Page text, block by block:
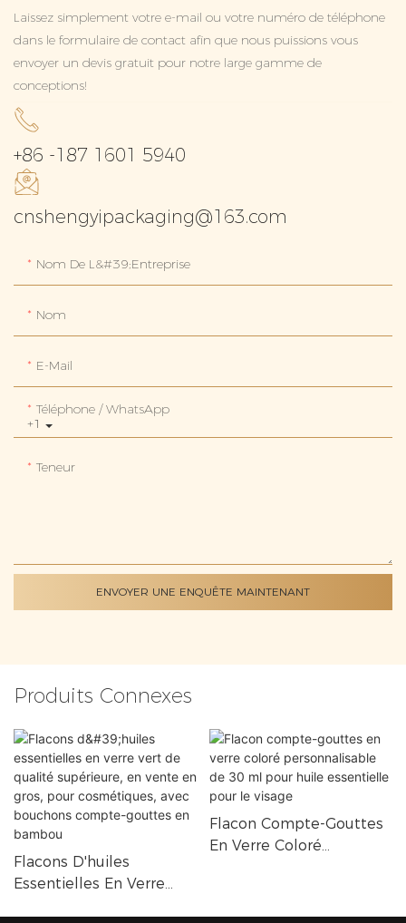
Laissez simplement votre e-mail ou votre numéro de téléphone
dans le formulaire de contact afin que nous puissions vous
envoyer un devis gratuit pour notre large gamme de
conceptions!
+86 -187 1601 5940
cnshengyipackaging@163.com
Nom De L&#39;entreprise
Nom
E-Mail
+1
Téléphone / WhatsApp
Teneur
ENVOYER UNE ENQUÊTE MAINTENANT
Produits Connexes
Flacons D'huiles
Essentielles En Verre
Flacon Compte-Gouttes
En Verre Coloré